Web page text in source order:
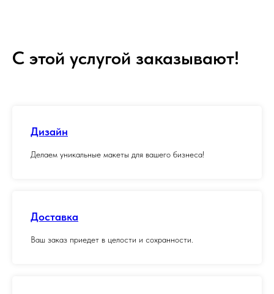
С этой услугой заказывают!
Дизайн
Делаем уникальные макеты для вашего бизнеса!
Доставка
Ваш заказ приедет в целости и сохранности.